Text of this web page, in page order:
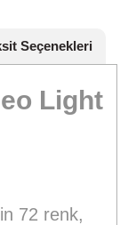
Seçenekleri
Light
72 renk,